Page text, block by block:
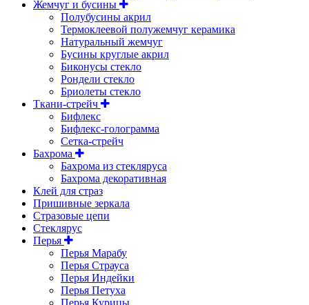
Жемчуг и бусины
Полубусины акрил
Термоклеевой полужемчуг керамика
Натуральный жемчуг
Бусины круглые акрил
Биконусы стекло
Рондели стекло
Бриолеты стекло
Ткани-стрейч
Бифлекс
Бифлекс-голограмма
Сетка-стрейч
Бахрома
Бахрома из стекляруса
Бахрома декоративная
Клей для страз
Пришивные зеркала
Cтразовые цепи
Стеклярус
Перья
Перья Марабу
Перья Страуса
Перья Индейки
Перья Петуха
Перья Курицы